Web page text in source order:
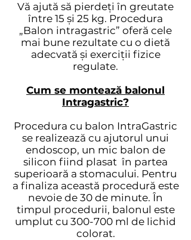
Vă ajută să pierdeți în greutate
între 15 și 25 kg. Procedura
„Balon intragastric” oferă cele
mai bune rezultate cu o dietă
adecvată și exerciții fizice
regulate.
Cum se montează balonul
Intragastric?
Procedura cu balon IntraGastric
se realizează cu ajutorul unui
endoscop, un mic balon de
silicon fiind plasat în partea
superioară a stomacului. Pentru
a finaliza această procedură este
nevoie de 30 de minute. În
timpul procedurii, balonul este
umplut cu 300-700 ml de lichid
colorat.